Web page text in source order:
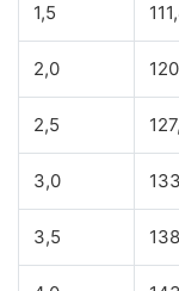
1,5
2,0
2,5
3,0
3,5